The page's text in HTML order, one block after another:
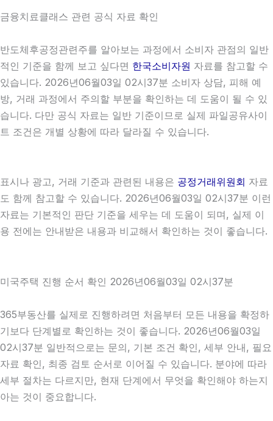
금융치료클래스 관련 공식 자료 확인
반도체후공정관련주를 알아보는 과정에서 소비자 관점의 일반
적인 기준을 함께 보고 싶다면 한국소비자원 자료를 참고할 수
있습니다. 2026년06월03일 02시37분 소비자 상담, 피해 예
방, 거래 과정에서 주의할 부분을 확인하는 데 도움이 될 수 있
습니다. 다만 공식 자료는 일반 기준이므로 실제 파일공유사이
트 조건은 개별 상황에 따라 달라질 수 있습니다.
표시나 광고, 거래 기준과 관련된 내용은 공정거래위원회 자료
도 함께 참고할 수 있습니다. 2026년06월03일 02시37분 이런
자료는 기본적인 판단 기준을 세우는 데 도움이 되며, 실제 이
용 전에는 안내받은 내용과 비교해서 확인하는 것이 좋습니다.
미국주택 진행 순서 확인 2026년06월03일 02시37분
365부동산를 실제로 진행하려면 처음부터 모든 내용을 확정하
기보다 단계별로 확인하는 것이 좋습니다. 2026년06월03일
02시37분 일반적으로는 문의, 기본 조건 확인, 세부 안내, 필요
자료 확인, 최종 검토 순서로 이어질 수 있습니다. 분야에 따라
세부 절차는 다르지만, 현재 단계에서 무엇을 확인해야 하는지
아는 것이 중요합니다.